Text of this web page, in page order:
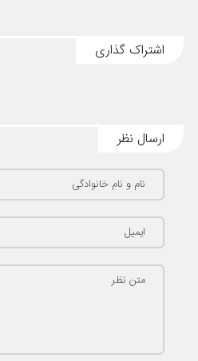
اشتراک گذاری
ارسال نظر
نام و نام خانوادگی
ایمیل
متن نظر